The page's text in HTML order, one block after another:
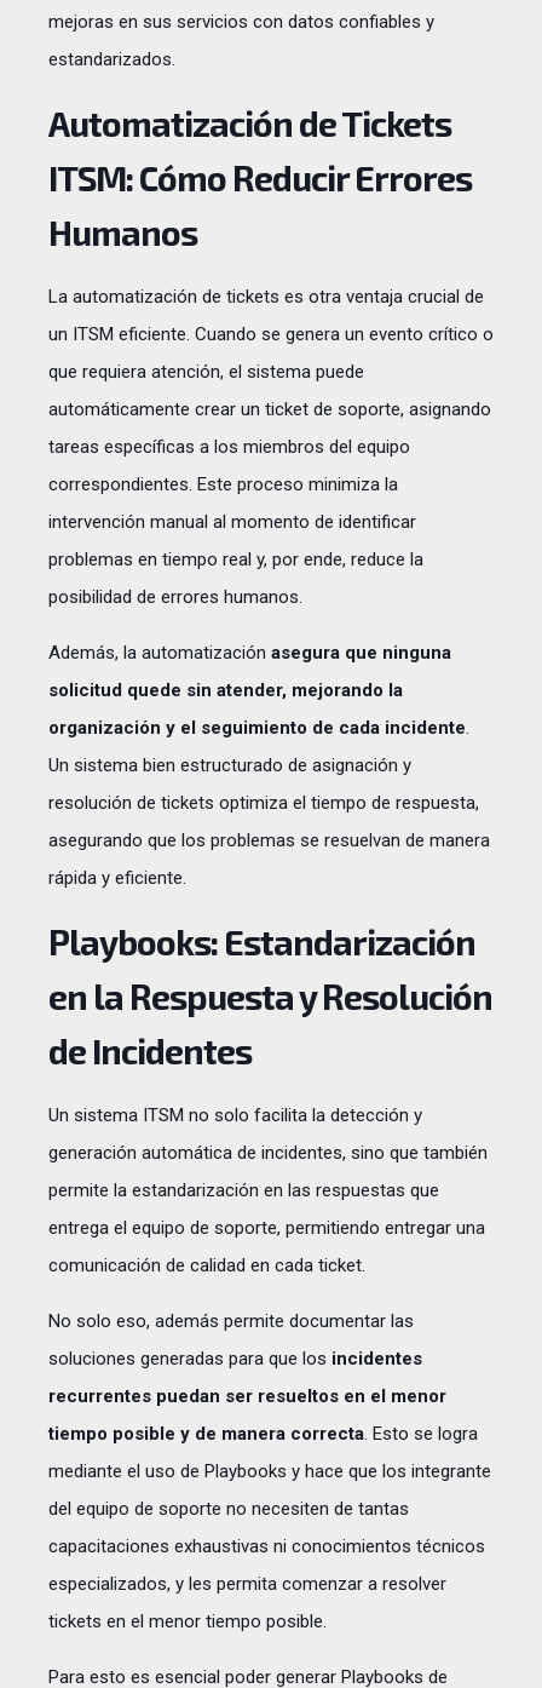
mejoras en sus servicios con datos confiables y
estandarizados.
Automatización de Tickets
ITSM: Cómo Reducir Errores
Humanos
La automatización de tickets es otra ventaja crucial de
un ITSM eficiente. Cuando se genera un evento crítico o
que requiera atención, el sistema puede
automáticamente crear un ticket de soporte, asignando
tareas específicas a los miembros del equipo
correspondientes. Este proceso minimiza la
intervención manual al momento de identificar
problemas en tiempo real y, por ende, reduce la
posibilidad de errores humanos.
Además, la automatización asegura que ninguna
solicitud quede sin atender, mejorando la
organización y el seguimiento de cada incidente
Un sistema bien estructurado de asignación y
resolución de tickets optimiza el tiempo de respuesta,
asegurando que los problemas se resuelvan de manera
rápida y eficiente.
Playbooks: Estandarización
en la Respuesta y Resolución
de Incidentes
Un sistema ITSM no solo facilita la detección y
generación automática de incidentes, sino que también
permite la estandarización en las respuestas que
entrega el equipo de soporte, permitiendo entregar una
comunicación de calidad en cada ticket.
No solo eso, además permite documentar las
soluciones generadas para que los incidentes
recurrentes puedan ser resueltos en el menor
tiempo posible y de manera correcta . Esto se logra
mediante el uso de Playbooks y hace que los integrante
del equipo de soporte no necesiten de tantas
capacitaciones exhaustivas ni conocimientos técnicos
especializados, y les permita comenzar a resolver
tickets en el menor tiempo posible.
Para esto es esencial poder generar Playbooks de